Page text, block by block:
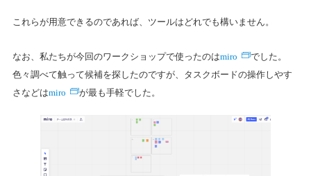
これらが用意できるのであれば、ツールはどれでも構いません。
なお、私たちが今回のワークショップで使ったのはmiro
でした。
色々調べて触って候補を探したのですが、タスクボードの操作しやす
さなどはmiro が最も手軽でした。